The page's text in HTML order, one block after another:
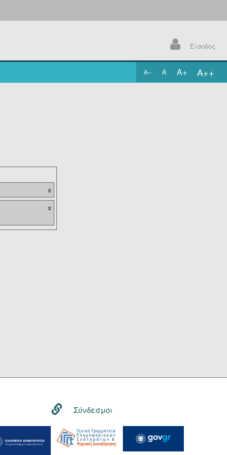
Είσοδος
A-- A A+ A++
x
x
Σύνδεσμοι